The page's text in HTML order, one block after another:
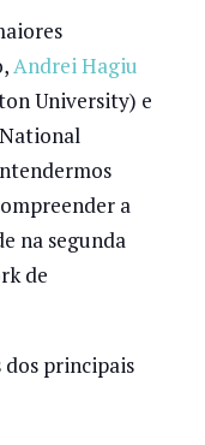
Andrei Hagiu
University) e
a
na segunda
de
principais